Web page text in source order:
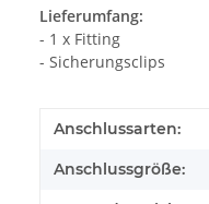
Lieferumfang:
- 1 x Fitting
- Sicherungsclips
Anschlussarten:
Anschlussgröße: